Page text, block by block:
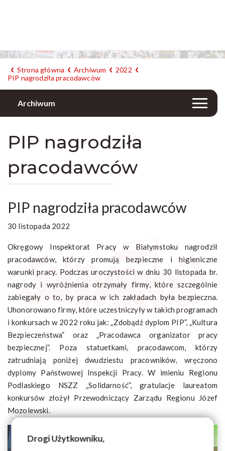
Drogi Użytkowniku,
Strona główna Archiwum
2022
PIP nagrodziła pracodawców
Archiwum
PIP nagrodziła
pracodawców
PIP nagrodziła pracodawców
30 listopada 2022
Okręgowy Inspektorat Pracy w Białymstoku nagrodził
pracodawców, którzy promują bezpieczne i higieniczne
warunki pracy. Podczas uroczystości w dniu 30 listopada br.
nagrody i wyróżnienia otrzymały firmy, które szczególnie
zabiegały o to, by praca w ich zakładach była bezpieczna.
Uhonorowano firmy, które uczestniczyły w takich programach
i konkursach w 2022 roku jak: „Zdobądź dyplom PIP”, „Kultura
Bezpieczeństwa” oraz „Pracodawca organizator pracy
bezpiecznej”. Poza statuetkami, pracodawcom, którzy
zatrudniają poniżej dwudziestu pracowników, wręczono
dyplomy Państwowej Inspekcji Pracy. W imieniu Regionu
Podlaskiego NSZZ „Solidarność”, gratulacje laureatom
konkursów złożył Przewodniczący Zarządu Regionu Józef
Mozolewski.